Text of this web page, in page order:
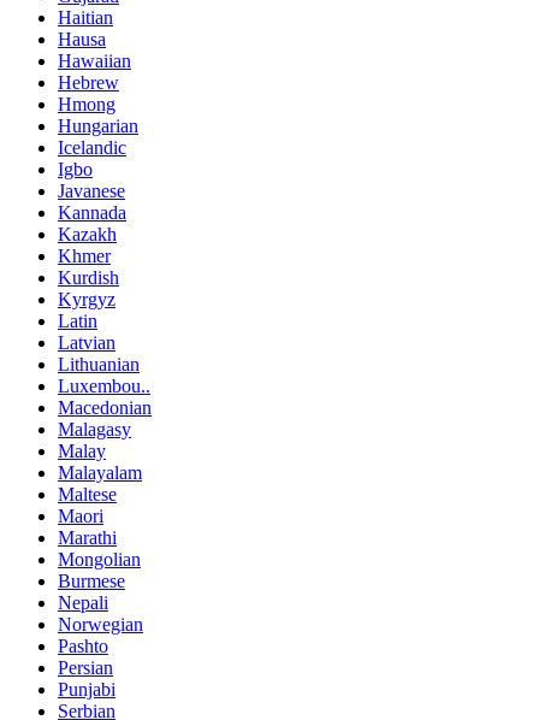
Haitian
Hausa
Hawaiian
Hebrew
Hmong
Hungarian
Icelandic
Igbo
Javanese
Kannada
Kazakh
Khmer
Kurdish
Kyrgyz
Latin
Latvian
Lithuanian
Luxembou..
Macedonian
Malagasy
Malay
Malayalam
Maltese
Maori
Marathi
Mongolian
Burmese
Nepali
Norwegian
Pashto
Persian
Punjabi
Serbian